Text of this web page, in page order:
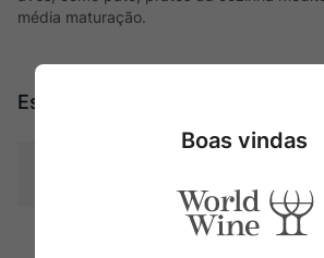
média maturação.
Especificações
Pinot Noir
Boas vindas